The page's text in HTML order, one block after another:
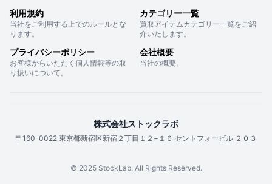
利用規約
当社をご利用する上でのルールとな
ります。
カテゴリー一覧
買取アイテムカテゴリー一覧をご紹
介いたします。
プライバシーポリシー
お客様からいただく個人情報等の取
り扱いについて。
会社概要
当社の概要。
株式会社ストックラボ
〒160-0022 東京都新宿区新宿２丁目１２−１６ セントフォービル ２０３
© 2025 StockLab. All Rights Reserved.